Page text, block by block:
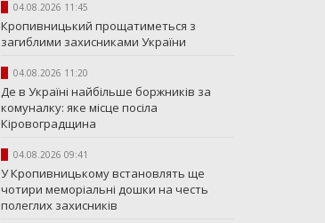
04.08.2026 11:45
Кропивницький прощатиметься з
загиблими захисниками України
04.08.2026 11:20
Де в Україні найбільше боржників за
комуналку: яке місце посіла
Кіровоградщина
04.08.2026 09:41
У Кропивницькому встановлять ще
чотири меморіальні дошки на честь
полеглих захисників